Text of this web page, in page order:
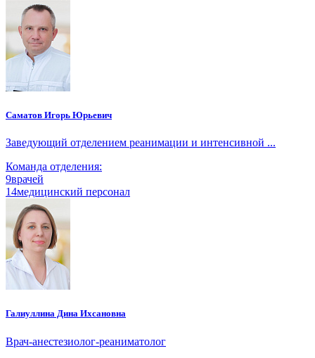
Саматов Игорь Юрьевич
Заведующий отделением реанимации и интенсивной ...
Команда отделения:
9врачей
14медицинский персонал
Галиуллина Дина Ихсановна
Врач-анестезиолог-реаниматолог